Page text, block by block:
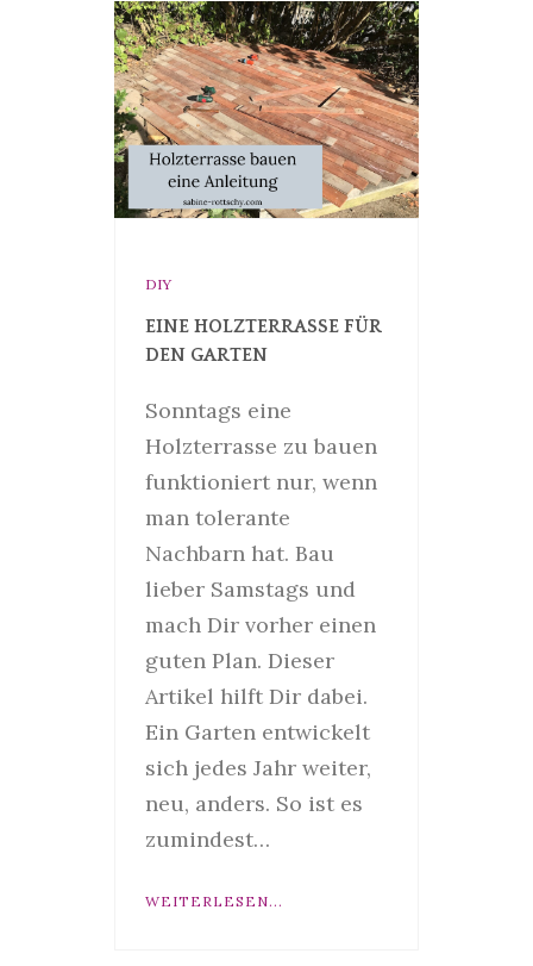
DIY
EINE HOLZTERRASSE FÜR
DEN GARTEN
Sonntags eine
Holzterrasse zu bauen
funktioniert nur, wenn
man tolerante
Nachbarn hat. Bau
lieber Samstags und
mach Dir vorher einen
guten Plan. Dieser
Artikel hilft Dir dabei.
Ein Garten entwickelt
sich jedes Jahr weiter,
neu, anders. So ist es
zumindest…
WEITERLESEN...